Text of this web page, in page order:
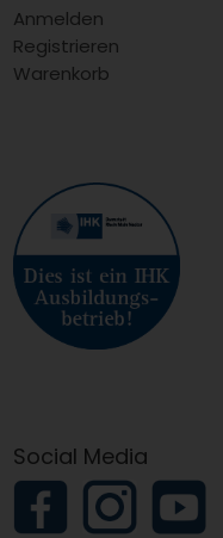
Anmelden
Registrieren
Warenkorb
Social Media